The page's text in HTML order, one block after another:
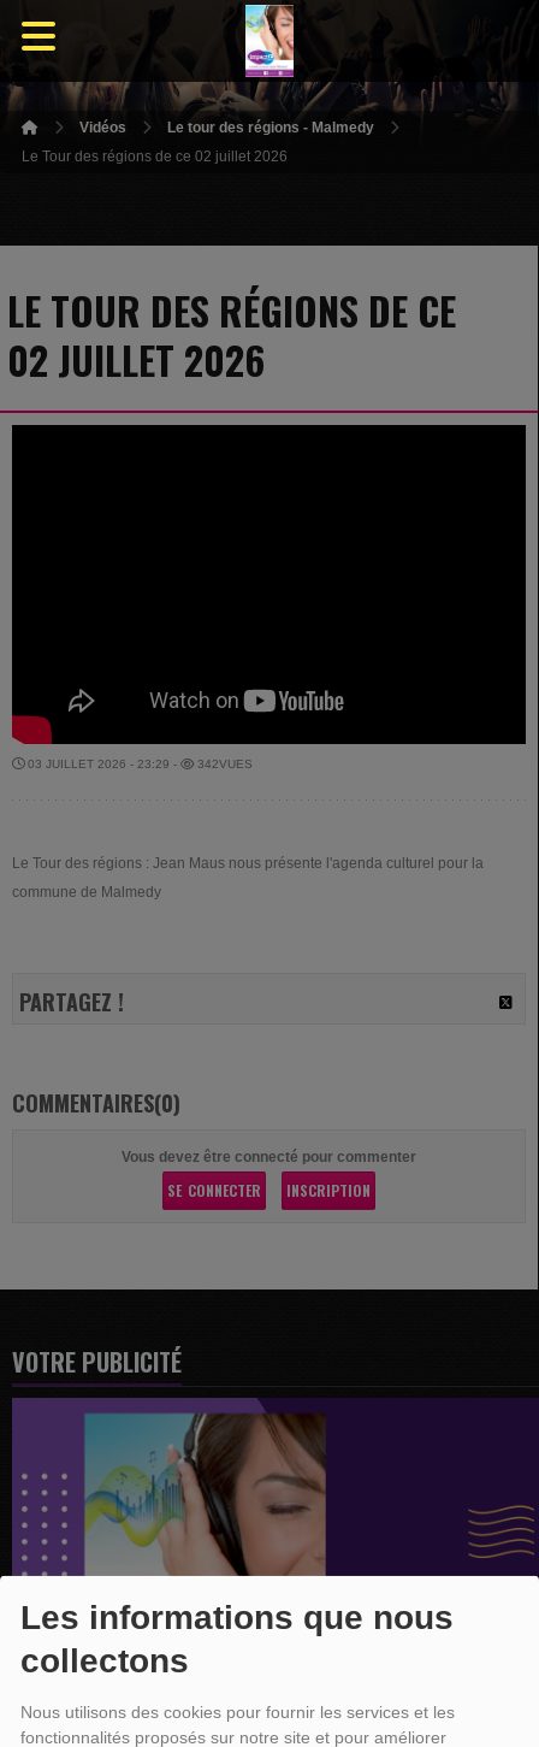
Les informations que nous
collectons
Nous utilisons des cookies pour fournir les services et les
fonctionnalités proposés sur notre site et pour améliorer
Vidéos
Le tour des régions - Malmedy
Le Tour des régions de ce 02 juillet 2026
LE TOUR DES RÉGIONS DE CE
02 JUILLET 2026
03 JUILLET 2026 - 23:29 - 342VUES
Le Tour des régions : Jean Maus nous présente l'agenda culturel pour la
commune de Malmedy
PARTAGEZ !
COMMENTAIRES(0)
Vous devez être connecté pour commenter
SE CONNECTER INSCRIPTION
VOTRE PUBLICITÉ